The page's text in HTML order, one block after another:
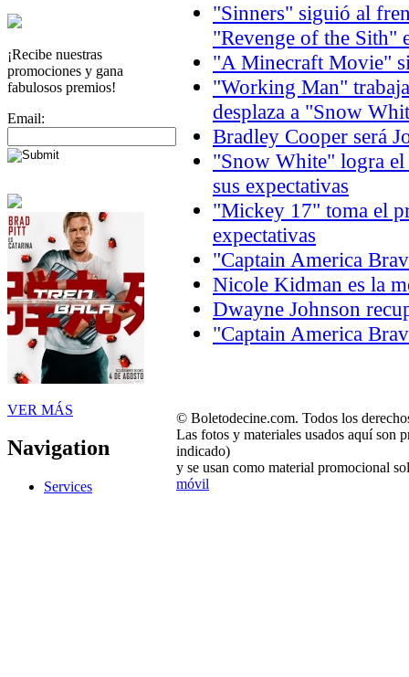
¡Recibe nuestras
promociones y gana
fabulosos premios!
Email:
VER MÁS
Navigation
Services
"Sinners" siguió al
"Revenge of the Sith"
"A Minecraft Movie"
"Working Man"
desplaza a "Snow
Bradley Cooper será
"Snow White" logra
sus expectativas
"Mickey 17" toma el
expectativas
"Captain America
Nicole Kidman es la
Dwayne Johnson
"Captain America
© Boletodecine.com. Todos los
Las fotos y materiales usados aquí son
indicado)
y se usan como material promocional
móvil